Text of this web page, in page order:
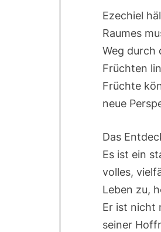
Ezechiel
Raumes
Weg durch
Früchten
Früchte
neue
Das
Es ist ein
volles,
Leben zu,
Er ist nicht
seiner